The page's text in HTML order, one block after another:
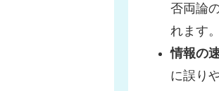
否両論
れます。
情報の
に誤り